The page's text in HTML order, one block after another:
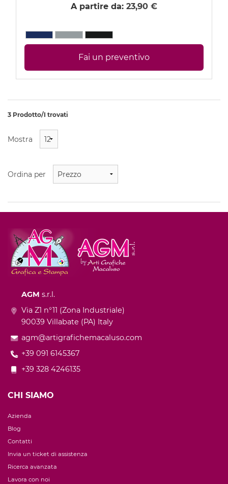
Giubbotti e Gilet
Costumi da bagno personalizzati
A partire da: 23,90 €
Fai un preventivo
3 Prodotto/I trovati
Mostra
Ordina per
AGM s.r.l.
Via Z1 n°11 (Zona Industriale)
90039 Villabate (PA) Italy
agm@artigrafichemacaluso.com
+39 091 6145367
+39 328 4246135
CHI SIAMO
Azienda
Blog
Contatti
Invia un ticket di assistenza
Ricerca avanzata
Lavora con noi